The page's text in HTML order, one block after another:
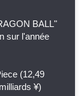
BALL"
sur l'année
(12,49
¥)